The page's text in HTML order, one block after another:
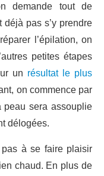
demande tout de
pas s’y prendre
l’épilation, on
petites étapes
un résultat le plus
on commence par
peau sera assouplie
délogées.
pas à se faire plaisir
chaud. En plus de